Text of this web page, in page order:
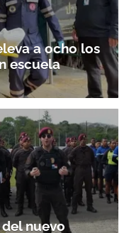
a ocho los
escuela
nuevo